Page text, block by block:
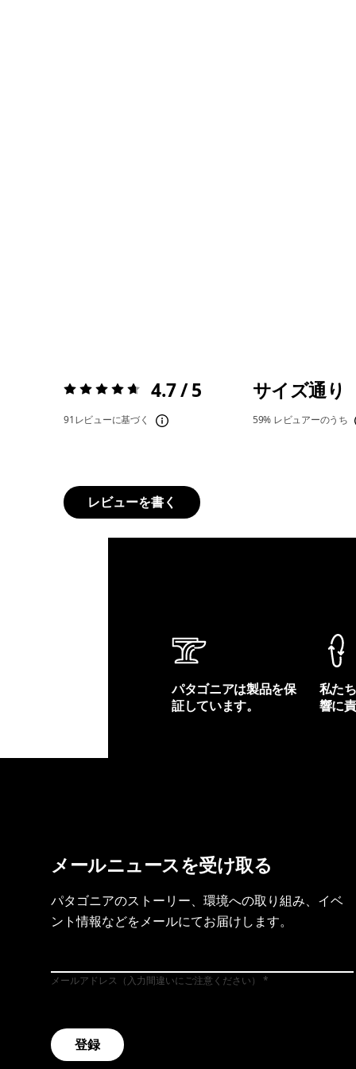
評価:4.7 / 5 4.7 / 5
91レビューに基づく
サイズ通り
59% レビュアーのうち
レビューを書く
パタゴニアは製品を保
証しています。
私た
響に
メールニュースを受け取る
パタゴニアのストーリー、環境への取り組み、イベ
ント情報などをメールにてお届けします。
メールアドレス（入力間違いにご注意ください）
登録